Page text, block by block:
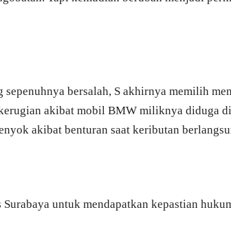
bersalah, S akhirnya memilih
akibat mobil BMW miliknya diduga
akibat benturan saat keributan
untuk mendapatkan kepastian